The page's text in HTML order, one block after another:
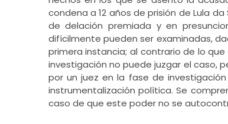
condena a 12 años de prisión de Lula
de delación premiada y en
difícilmente pueden ser examinadas,
primera instancia; al contrario de lo
investigación no puede juzgar el caso,
por un juez en la fase de
instrumentalización política. Se
caso de que este poder no se